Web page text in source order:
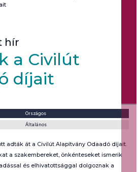
hír
a Civilút
díjait
Országos
Általános
adták át a Civilút Alapítvány Odaadó díjait.
a szakembereket, önkénteseket ismerik
és elhivatottsággal dolgoznak a